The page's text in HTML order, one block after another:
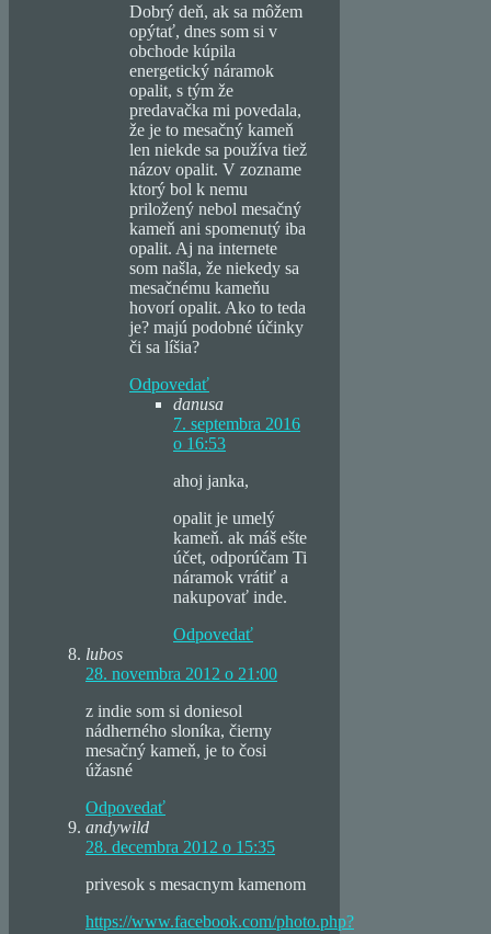
Dobrý deň, ak sa môžem
opýtať, dnes som si v
obchode kúpila
energetický náramok
opalit, s tým že
predavačka mi povedala,
že je to mesačný kameň
len niekde sa používa tiež
názov opalit. V zozname
ktorý bol k nemu
priložený nebol mesačný
kameň ani spomenutý iba
opalit. Aj na internete
som našla, že niekedy sa
mesačnému kameňu
hovorí opalit. Ako to teda
je? majú podobné účinky
či sa líšia?
Odpovedať
danusa
7. septembra 2016
o 16:53
ahoj janka,
opalit je umelý
kameň. ak máš ešte
účet, odporúčam Ti
náramok vrátiť a
nakupovať inde.
Odpovedať
lubos
28. novembra 2012 o 21:00
z indie som si doniesol
nádherného sloníka, čierny
mesačný kameň, je to čosi
úžasné
Odpovedať
andywild
28. decembra 2012 o 15:35
privesok s mesacnym kamenom
https://www.facebook.com/photo.php?